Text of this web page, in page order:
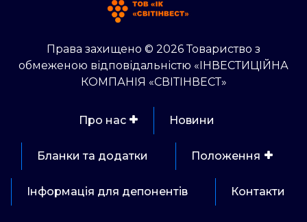
Права захищено © 2026 Товариство з
обмеженою відповідальністю «ІНВЕСТИЦІЙНА
КОМПАНІЯ «СВІТІНВЕСТ»
Про нас Новини
Бланки та додатки Положення
Інформація для депонентів Контакти